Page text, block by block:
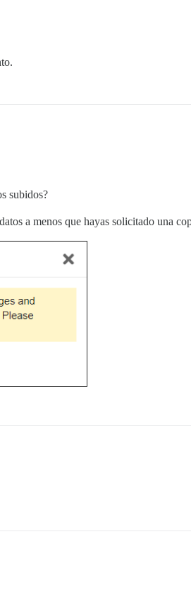
subidos?
a menos que hayas solicitado una